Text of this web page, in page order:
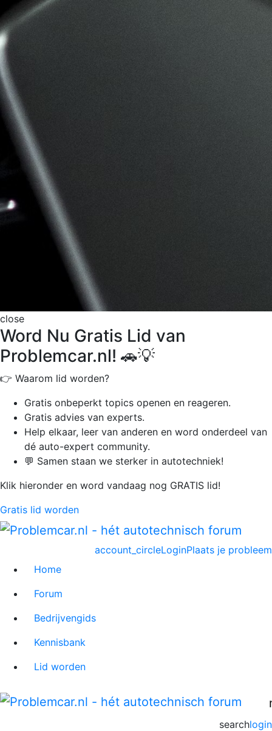
close
Word Nu Gratis Lid van
Problemcar.nl! 🚗💡
👉 Waarom lid worden?
Gratis onbeperkt topics openen en reageren.
Gratis advies van experts.
Help elkaar, leer van anderen en word onderdeel van
dé auto-expert community.
💬 Samen staan we sterker in autotechniek!
Klik hieronder en word vandaag nog GRATIS lid!
Gratis lid worden
Plaats je probleem
account_circleLogin
Home
Forum
Bedrijvengids
Kennisbank
Lid worden
login
search